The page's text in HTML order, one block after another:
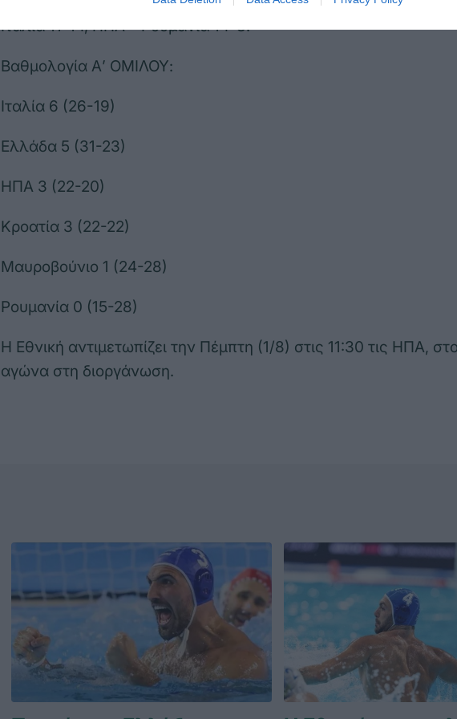
Ιταλία 11-14, ΗΠΑ – Ρουμανία 14-8.
Βαθμολογία Α’ ΟΜΙΛΟΥ:
Ιταλία 6 (26-19)
Ελλάδα 5 (31-23)
ΗΠΑ 3 (22-20)
Κροατία 3 (22-22)
Μαυροβούνιο 1 (24-28)
Ρουμανία 0 (15-28)
Η Εθνική αντιμετωπίζει την Πέμπτη (1/8) στις 11:30 τις ΗΠΑ,
αγώνα στη διοργάνωση.